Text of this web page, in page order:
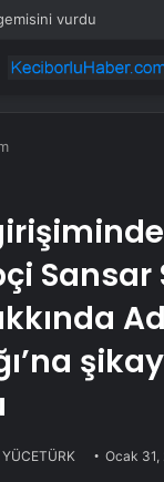
vurdu
Sansar
Ocak 31,